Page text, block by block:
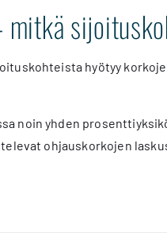
hyötyy
noin yhden
ohjauskorkojen